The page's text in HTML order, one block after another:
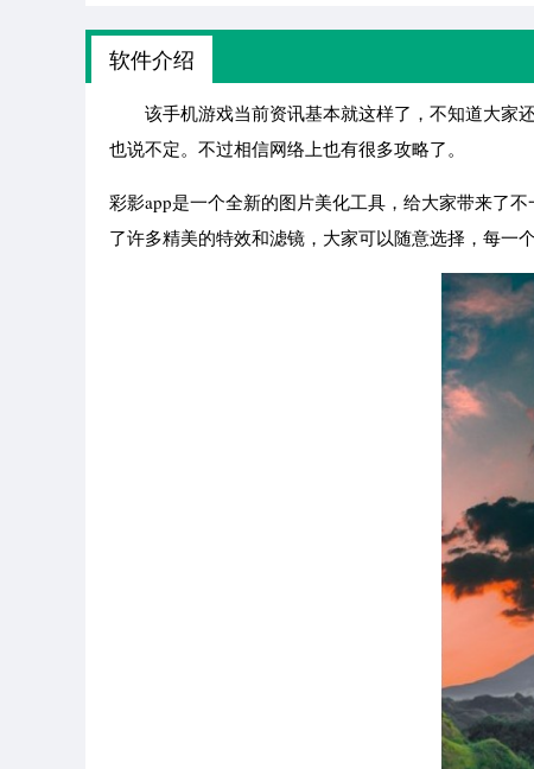
软件介绍
该手机游戏当前资讯基本就这样了，不知道大家
也说不定。不过相信网络上也有很多攻略了。
彩影app是一个全新的图片美化工具，给大家带来了
了许多精美的特效和滤镜，大家可以随意选择，每一